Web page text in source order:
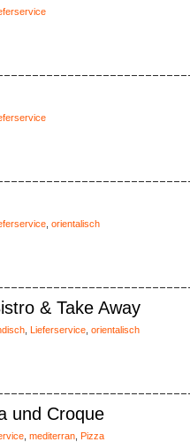
orientalisch
& Take Away
Lieferservice orientalisch
und Croque
mediterran Pizza